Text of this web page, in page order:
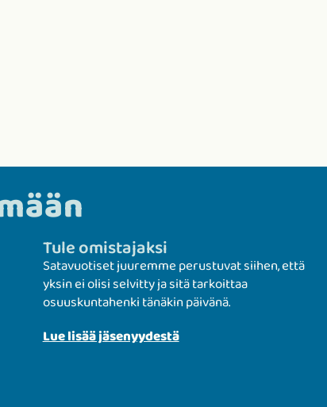
Tule omistajaksi
Satavuotiset juuremme perustuvat siihen, että
yksin ei olisi selvitty ja sitä tarkoittaa
osuuskuntahenki tänäkin päivänä.
Lue lisää jäsenyydestä